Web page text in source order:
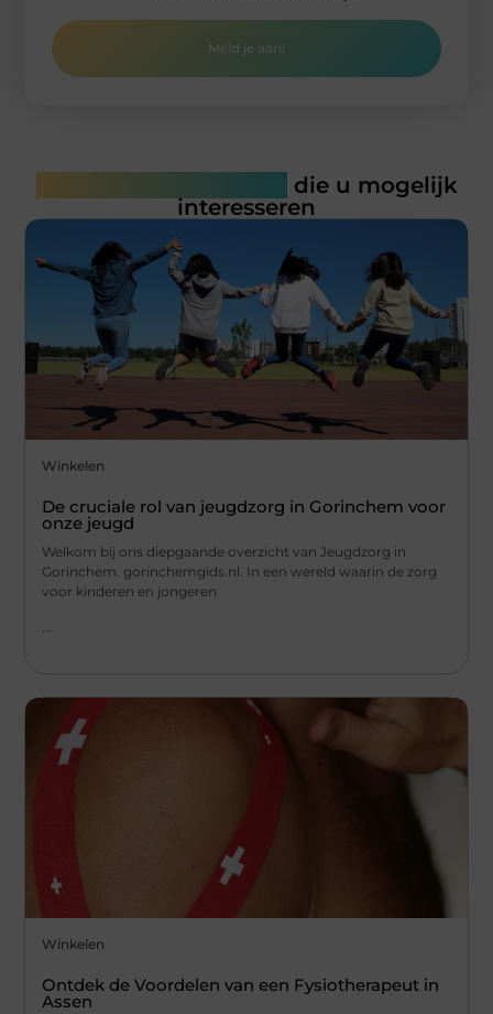
Meld je aan!
die u mogelijk
interesseren
Winkelen
De cruciale rol van jeugdzorg in Gorinchem voor
onze jeugd
Welkom bij ons diepgaande overzicht van Jeugdzorg in
Gorinchem. gorinchemgids.nl. In een wereld waarin de zorg
voor kinderen en jongeren
...
Winkelen
Ontdek de Voordelen van een Fysiotherapeut in
Assen